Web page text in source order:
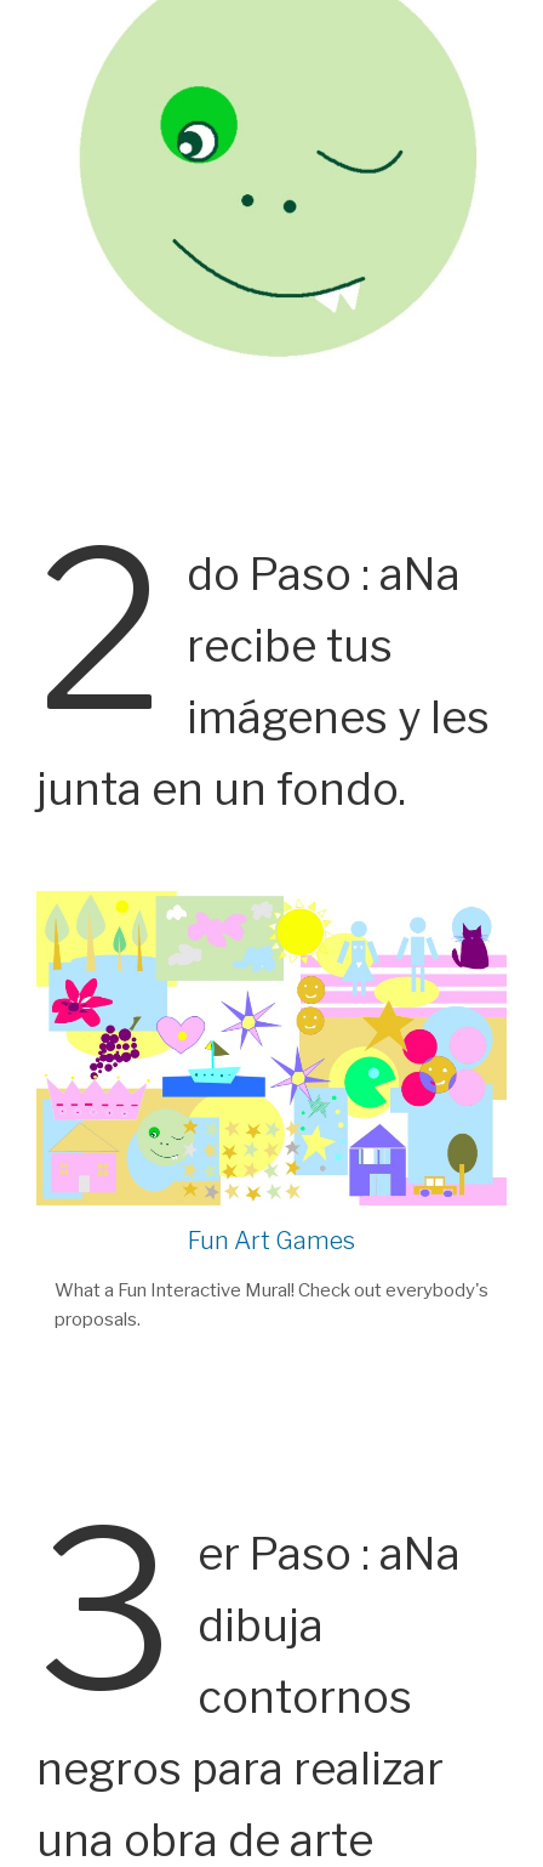
2
do Paso : aNa
recibe tus
imágenes y les
junta en un fondo.
Fun Art Games
What a Fun Interactive Mural! Check out everybody's
proposals.
3
er Paso : aNa
dibuja
contornos
negros para realizar
una obra de arte